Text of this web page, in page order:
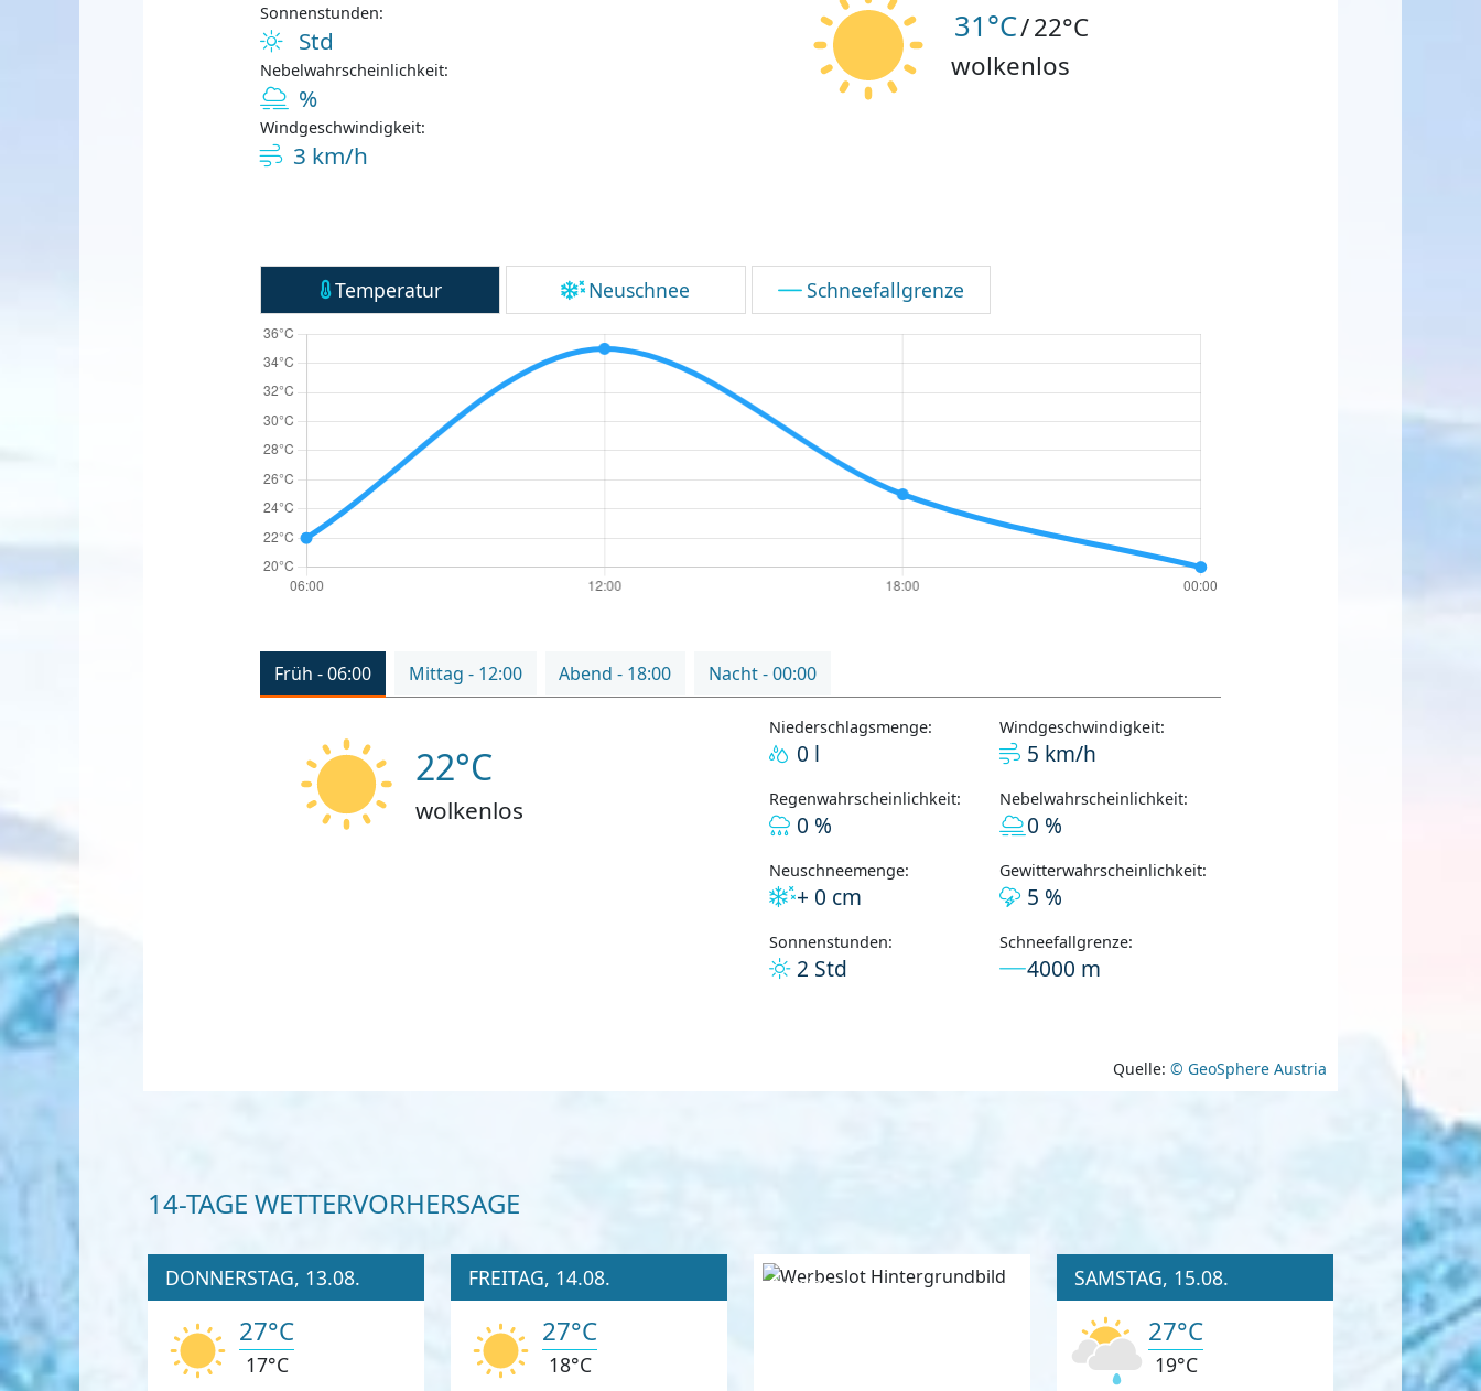
Sonnenstunden:
Std
Nebelwahrscheinlichkeit:
%
Windgeschwindigkeit:
3 km/h
31°C/22°C
wolkenlos
Temperatur Neuschnee Schneefallgrenze
Früh - 06:00 Mittag - 12:00 Abend - 18:00 Nacht - 00:00
22°C
wolkenlos
Niederschlagsmenge:
0 l
Regenwahrscheinlichkeit:
0 %
Neuschneemenge:
+ 0 cm
Sonnenstunden:
2 Std
Windgeschwindigkeit:
5 km/h
Nebelwahrscheinlichkeit:
0 %
Gewitterwahrscheinlichkeit:
5 %
Schneefallgrenze:
4000 m
Quelle: © GeoSphere Austria
14-TAGE WETTERVORHERSAGE
DONNERSTAG, 13.08.
27°C
17°C
FREITAG, 14.08.
27°C
18°C
Anzeige SAMSTAG, 15.08.
27°C
19°C